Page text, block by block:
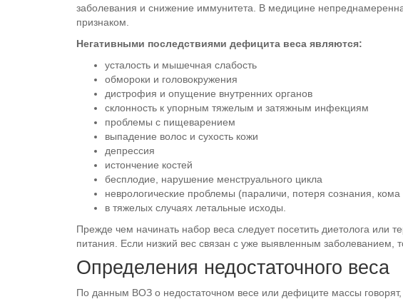
заболевания и снижение иммунитета. В медицине
признаком.
Негативными последствиями дефицита веса являются:
усталость и мышечная слабость
обмороки и головокружения
дистрофия и опущение внутренних органов
склонность к упорным тяжелым и затяжным инфекциям
проблемы с пищеварением
выпадение волос и сухость кожи
депрессия
истончение костей
бесплодие, нарушение менструального цикла
неврологические проблемы (параличи, потеря сознания, кома
в тяжелых случаях летальные исходы.
Прежде чем начинать набор веса следует посетить диетолога или
питания. Если низкий вес связан с уже выявленным заболеванием,
Определения недостаточного веса
По данным ВОЗ о недостаточном весе или дефиците массы